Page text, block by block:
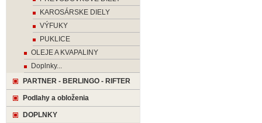
KAROSÁRSKE DIELY
VÝFUKY
PUKLICE
OLEJE A KVAPALINY
Doplnky...
PARTNER - BERLINGO - RIFTER
Podlahy a obloženia
DOPLNKY